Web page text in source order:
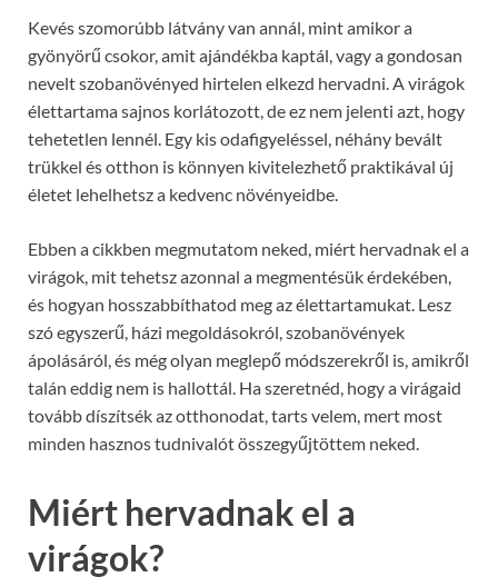
Kevés szomorúbb látvány van annál, mint amikor a
gyönyörű csokor, amit ajándékba kaptál, vagy a gondosan
nevelt szobanövényed hirtelen elkezd hervadni. A virágok
élettartama sajnos korlátozott, de ez nem jelenti azt, hogy
tehetetlen lennél. Egy kis odafigyeléssel, néhány bevált
trükkel és otthon is könnyen kivitelezhető praktikával új
életet lehelhetsz a kedvenc növényeidbe.
Ebben a cikkben megmutatom neked, miért hervadnak el a
virágok, mit tehetsz azonnal a megmentésük érdekében,
és hogyan hosszabbíthatod meg az élettartamukat. Lesz
szó egyszerű, házi megoldásokról, szobanövények
ápolásáról, és még olyan meglepő módszerekről is, amikről
talán eddig nem is hallottál. Ha szeretnéd, hogy a virágaid
tovább díszítsék az otthonodat, tarts velem, mert most
minden hasznos tudnivalót összegyűjtöttem neked.
Miért hervadnak el a
virágok?